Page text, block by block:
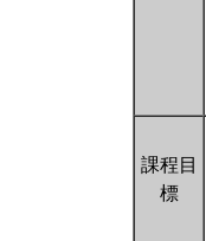
課程目
標